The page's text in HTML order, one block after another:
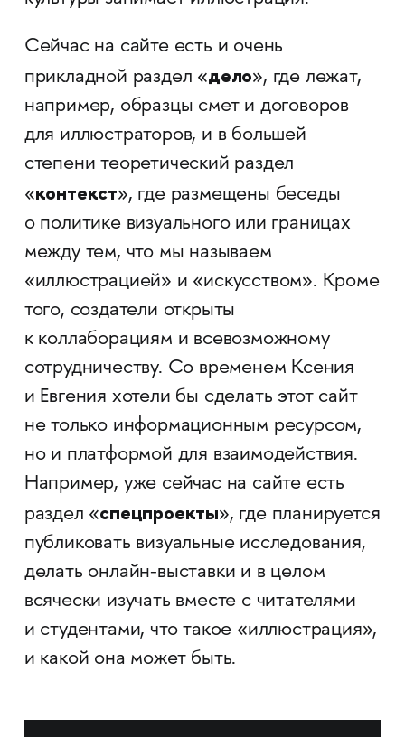
Сейчас на сайте есть и очень
прикладной раздел «дело», где лежат,
например, образцы смет и договоров
для иллюстраторов, и в большей
степени теоретический раздел
«контекст», где размещены беседы
о политике визуального или границах
между тем, что мы называем
«иллюстрацией» и «искусством». Кроме
того, создатели открыты
к коллаборациям и всевозможному
сотрудничеству. Со временем Ксения
и Евгения хотели бы сделать этот сайт
не только информационным ресурсом,
но и платформой для взаимодействия.
Например, уже сейчас на сайте есть
раздел «спецпроекты», где планируется
публиковать визуальные исследования,
делать онлайн-выставки и в целом
всячески изучать вместе с читателями
и студентами, что такое «иллюстрация»,
и какой она может быть.